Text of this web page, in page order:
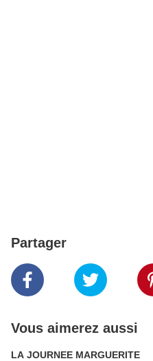
Partager
Vous aimerez aussi
LA JOURNEE MARGUERITE